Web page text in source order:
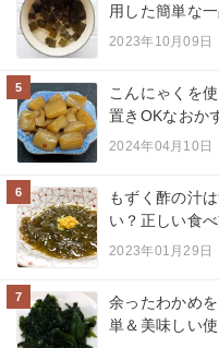
用した簡単な一
2023年10月09日
5
こんにゃくを
置きOKなおか
2024年04月10日
6
もずく酢の汁
い？正しい食べ
2023年01月29日
7
余ったわかめ
単＆美味しい